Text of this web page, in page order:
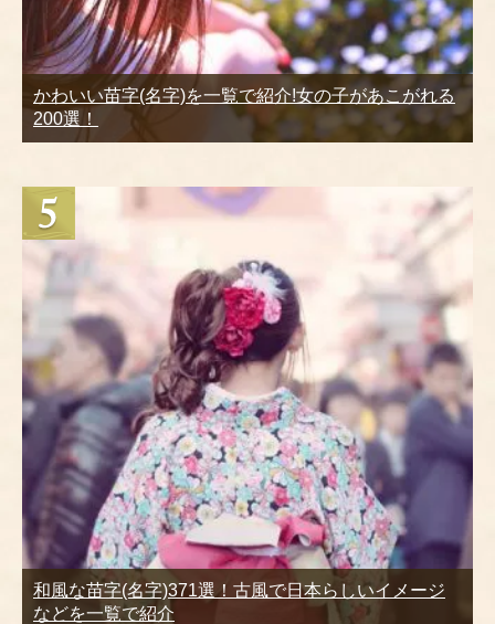
かわいい苗字(名字)を一覧で紹介!女の子があこがれる
200選！
和風な苗字(名字)371選！古風で日本らしいイメージ
などを一覧で紹介